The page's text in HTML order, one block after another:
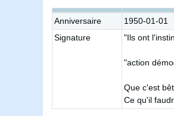
Anniversaire
1950-01-01
Signature
"Ils ont
"action
Que c'est
Ce qu'il